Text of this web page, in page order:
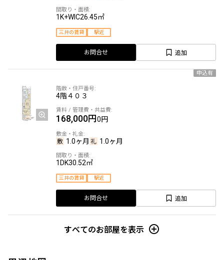
1K+WIC26.45㎡
三井の賃貸 駅近
お問合せ 追加
申込有
4階４０３
168,000円0円
1.0ヶ月 1.0ヶ月
1DK30.52㎡
三井の賃貸 駅近
お問合せ 追加
すべてのお部屋を表示